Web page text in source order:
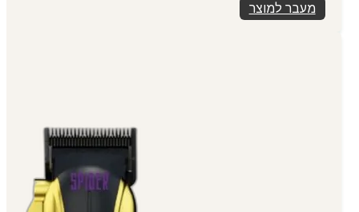
מעבר למוצר